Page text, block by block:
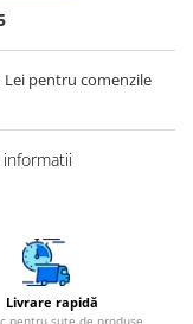
Lei pentru comenzile
Livrare rapidă